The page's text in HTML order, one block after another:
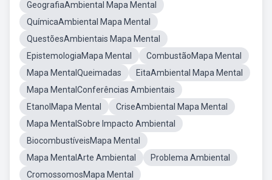
GeografiaAmbiental Mapa Mental
QuímicaAmbiental Mapa Mental
QuestõesAmbientais Mapa Mental
EpistemologiaMapa Mental
CombustãoMapa Mental
Mapa MentalQueimadas
EitaAmbiental Mapa Mental
Mapa MentalConferências Ambientais
EtanolMapa Mental
CriseAmbiental Mapa Mental
Mapa MentalSobre Impacto Ambiental
BiocombustíveisMapa Mental
Mapa MentalArte Ambiental
Problema Ambiental
CromossomosMapa Mental